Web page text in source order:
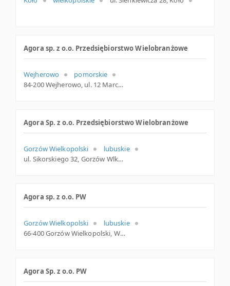
Agora sp. z o.o. Przedsiębiorstwo Wielobranżowe
Wejherowo
pomorskie
84-200 Wejherowo, ul. 12 Marca 188, pomorskie
Agora Sp. z o.o. Przedsiębiorstwo Wielobranżowe
Gorzów Wielkopolski
lubuskie
ul. Sikorskiego 32, Gorzów Wlkp.
Agora sp. z o.o. PW
Gorzów Wielkopolski
lubuskie
66-400 Gorzów Wielkopolski, Wełniany Rynek 8/2, lubuskie
Agora Sp. z o.o. PW